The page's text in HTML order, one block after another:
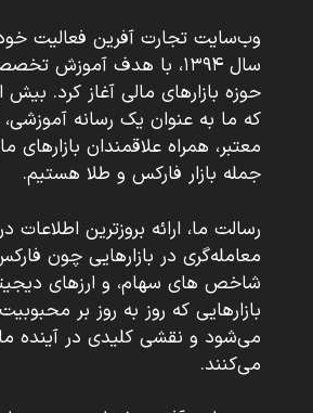
وب‌سایت تجارت آفرین فعالیت خود
سال ۱۳۹۴، با هدف آموزش
حوزه بازارهای مالی آغاز کرد.
که ما به عنوان یک رسانه
معتبر، همراه علاقمندان بازارهای
جمله بازار فارکس و طلا هستیم.
رسالت ما، ارائه بروزترین اطلاعات
معامله‌گری در بازارهایی چون
شاخص های سهام، و ارزهای
بازارهایی که روز به روز بر
می‌شود و نقشی کلیدی در آینده
می‌کنند.